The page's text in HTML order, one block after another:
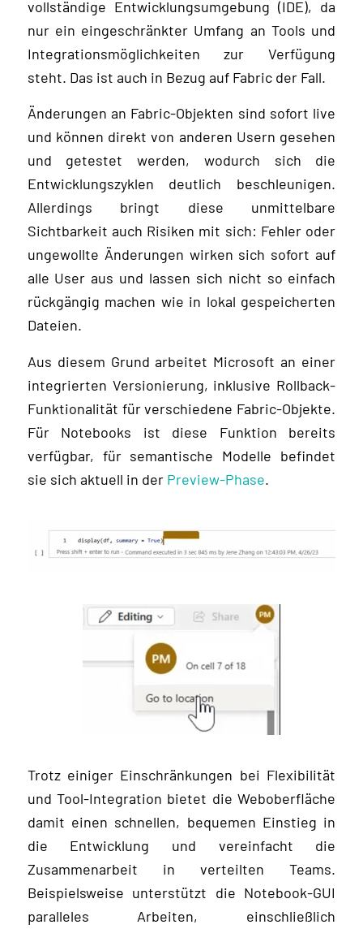
vollständige Entwicklungsumgebung (IDE), da
nur ein eingeschränkter Umfang an Tools und
Integrationsmöglichkeiten zur Verfügung
steht. Das ist auch in Bezug auf Fabric der Fall.
Änderungen an Fabric-Objekten sind sofort live
und können direkt von anderen Usern gesehen
und getestet werden, wodurch sich die
Entwicklungszyklen deutlich beschleunigen.
Allerdings bringt diese unmittelbare
Sichtbarkeit auch Risiken mit sich: Fehler oder
ungewollte Änderungen wirken sich sofort auf
alle User aus und lassen sich nicht so einfach
rückgängig machen wie in lokal gespeicherten
Dateien.
Aus diesem Grund arbeitet Microsoft an einer
integrierten Versionierung, inklusive Rollback-
Funktionalität für verschiedene Fabric-Objekte.
Für Notebooks ist diese Funktion bereits
verfügbar, für semantische Modelle befindet
sie sich aktuell in der Preview-Phase.
Trotz einiger Einschränkungen bei Flexibilität
und Tool-Integration bietet die Weboberfläche
damit einen schnellen, bequemen Einstieg in
die Entwicklung und vereinfacht die
Zusammenarbeit in verteilten Teams.
Beispielsweise unterstützt die Notebook-GUI
paralleles Arbeiten, einschließlich